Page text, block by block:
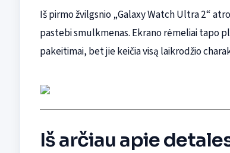
Iš pirmo žvilgsnio „Galaxy Watch Ultra 2“
pastebi smulkmenas. Ekrano rėmeliai tapo
pakeitimai, bet jie keičia visą laikrodžio
Iš arčiau apie